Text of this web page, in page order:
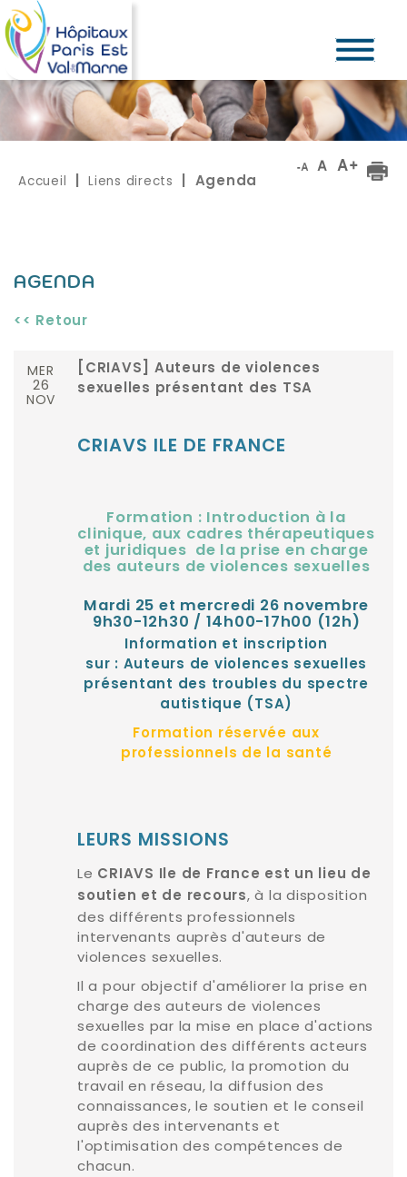
Accueil Liens directs | Agenda
AGENDA
<< Retour
MER
26
NOV
[CRIAVS] Auteurs de violences
sexuelles présentant des TSA
CRIAVS ILE DE FRANCE
Formation : Introduction à la
clinique, aux cadres thérapeutiques
et juridiques de la prise en charge
des auteurs de violences sexuelles
Mardi 25 et mercredi 26 novembre
9h30-12h30 / 14h00-17h00 (12h)
Information et inscription
sur : Auteurs de violences sexuelles
présentant des troubles du spectre
autistique (TSA)
Formation réservée aux
professionnels de la santé
LEURS MISSIONS
Le CRIAVS Ile de France est un lieu de
soutien et de recours, à la disposition
des différents professionnels
intervenants auprès d'auteurs de
violences sexuelles.
Il a pour objectif d'améliorer la prise en
charge des auteurs de violences
sexuelles par la mise en place d'actions
de coordination des différents acteurs
auprès de ce public, la promotion du
travail en réseau, la diffusion des
connaissances, le soutien et le conseil
auprès des intervenants et
l'optimisation des compétences de
chacun.